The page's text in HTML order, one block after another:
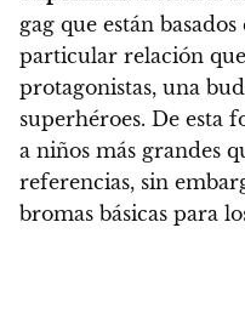
gag que están
particular relación
protagonistas, una
superhéroes. De esta
a niños más grandes
referencias, sin
bromas básicas para